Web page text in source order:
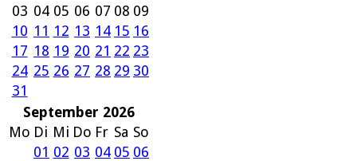
03 04 05 06 07 08 09
10 11 12 13 14 15 16
17 18 19 20 21 22 23
24 25 26 27 28 29 30
31
September 2026
Mo Di Mi Do Fr Sa So
01 02 03 04 05 06